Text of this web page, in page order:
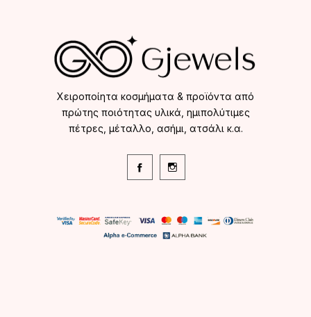
Χειροποίητα κοσμήματα & προϊόντα από
πρώτης ποιότητας υλικά, ημιπολύτιμες
πέτρες, μέταλλο, ασήμι, ατσάλι κ.α.